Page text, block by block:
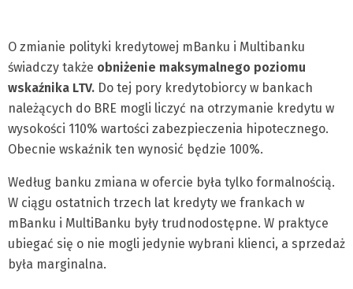
O zmianie polityki kredytowej mBanku i Multibanku
świadczy także obniżenie maksymalnego poziomu
wskaźnika LTV. Do tej pory kredytobiorcy w bankach
należących do BRE mogli liczyć na otrzymanie kredytu w
wysokości 110% wartości zabezpieczenia hipotecznego.
Obecnie wskaźnik ten wynosić będzie 100%.
Według banku zmiana w ofercie była tylko formalnością.
W ciągu ostatnich trzech lat kredyty we frankach w
mBanku i MultiBanku były trudnodostępne. W praktyce
ubiegać się o nie mogli jedynie wybrani klienci, a sprzedaż
była marginalna.